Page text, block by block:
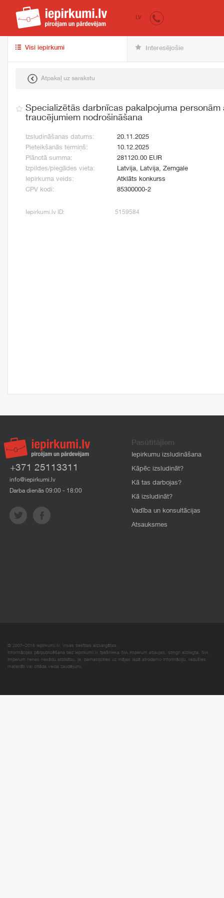
iepirkumi.lv
LV
Visi iepirkumi Interesējošie
Atpakaļ uz sarakstu
Specializētās darbnīcas pakalpojuma personām
traucējumiem nodrošināšana
Izsludināšanas datums:
20.11.2025
Pieteikšanās termiņš:
10.12.2025
Plānotā summa:
281120.00 EUR
Izpildes/piegādes vieta:
Latvija, Latvija, Zemgale
Iepirkuma veids:
Atklāts konkurss
CPV kodi:
85300000-2
Iepirkumi.lv ID: 5159584
+371 25113311
info@iepirkumi.lv
Darba dienās 09:00 - 18:00
Pasūtītājiem
Iepirkumu izsludināšana
Kāpēc izsludināt?
Kā tas darbojas?
Kā izsludināt?
Vadība un konsultācijas
Atsauksmes
© 2007–2018 Iepirkumi.lv. Visas tiesības aizsargātas.
Informācijas pārpublicēšana bez iepirkumi.lv īpašnieka SIA Imperum atļaujas, stingri aizliegta. SIA
Imperum nenes nekādu atbildību, ja, pamatojoties uz mājas lapā atrodamo informāciju, radušies
materiāli vai citāda veida zaudējumi.